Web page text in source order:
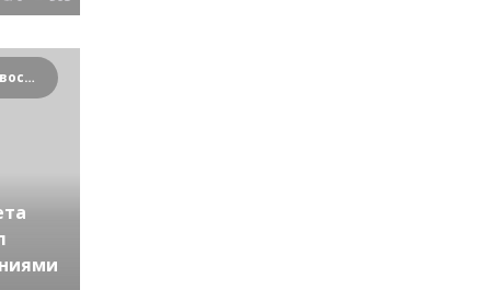
Криминальные новости Новосибирска и Сибирского региона